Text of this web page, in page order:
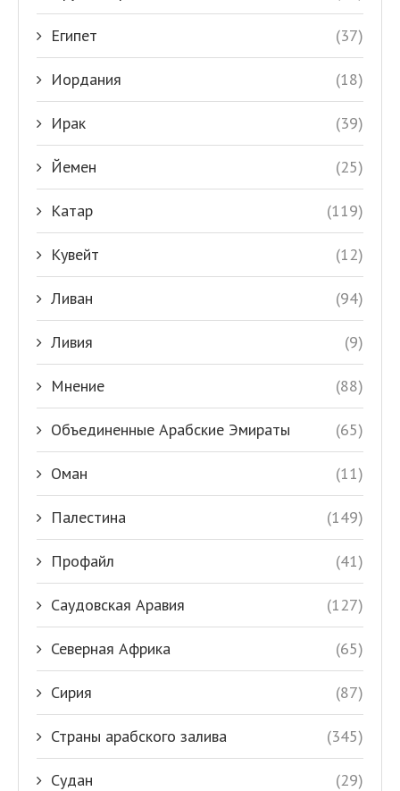
Египет (37)
Иордания (18)
Ирак (39)
Йемен (25)
Катар (119)
Кувейт (12)
Ливан (94)
Ливия (9)
Мнение (88)
Объединенные Арабские Эмираты (65)
Оман (11)
Палестина (149)
Профайл (41)
Саудовская Аравия (127)
Северная Африка (65)
Сирия (87)
Страны арабского залива (345)
Судан (29)